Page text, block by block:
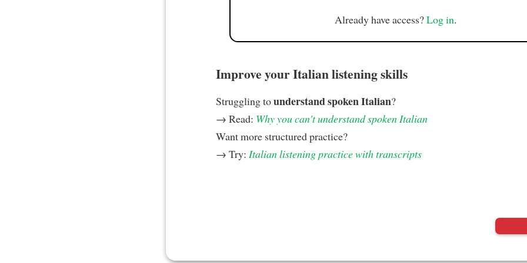
Already have access?Log in.
Improve your Italian listening skills
Struggling tounderstand spoken Italian?
→ Read: Why you can't understand spoken Italian
Want more structured practice?
→ Try: Italian listening practice with transcripts